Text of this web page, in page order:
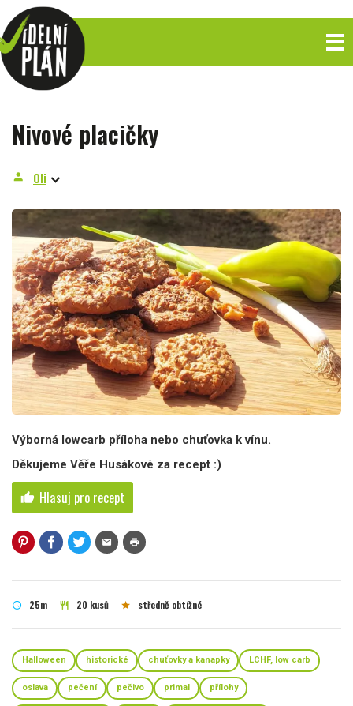
Nivové placičky
person Oli
Výborná lowcarb příloha nebo chuťovka k vínu.
Děkujeme Věře Husákové za recept :)
thumb_up Hlasuj pro recept
mail print
schedule 25m restaurant 20 kusů star středně obtížné
Halloween historické chuťovky a kanapky LCHF, low carb
oslava pečení pečivo primal přílohy